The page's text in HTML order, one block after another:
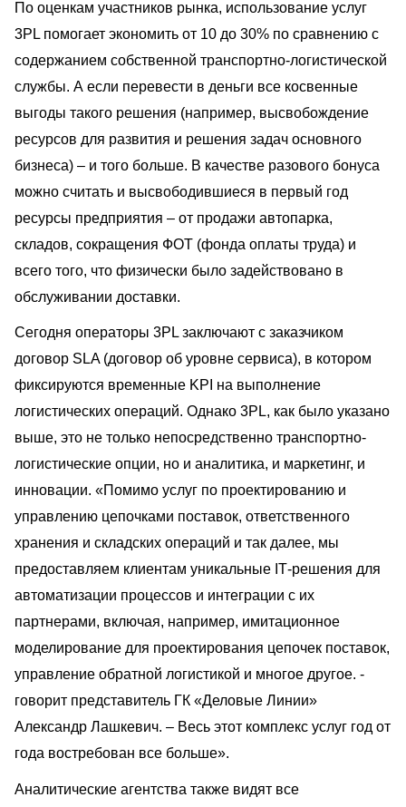
По оценкам участников рынка, использование услуг
3PL помогает экономить от 10 до 30% по сравнению с
содержанием собственной транспортно-логистической
службы. А если перевести в деньги все косвенные
выгоды такого решения (например, высвобождение
ресурсов для развития и решения задач основного
бизнеса) – и того больше. В качестве разового бонуса
можно считать и высвободившиеся в первый год
ресурсы предприятия – от продажи автопарка,
складов, сокращения ФОТ (фонда оплаты труда) и
всего того, что физически было задействовано в
обслуживании доставки.
Сегодня операторы 3PL заключают с заказчиком
договор SLA (договор об уровне сервиса), в котором
фиксируются временные KPI на выполнение
логистических операций. Однако 3PL, как было указано
выше, это не только непосредственно транспортно-
логистические опции, но и аналитика, и маркетинг, и
инновации. «Помимо услуг по проектированию и
управлению цепочками поставок, ответственного
хранения и складских операций и так далее, мы
предоставляем клиентам уникальные IТ-решения для
автоматизации процессов и интеграции с их
партнерами, включая, например, имитационное
моделирование для проектирования цепочек поставок,
управление обратной логистикой и многое другое. -
говорит представитель ГК «Деловые Линии»
Александр Лашкевич. – Весь этот комплекс услуг год от
года востребован все больше».
Аналитические агентства также видят все